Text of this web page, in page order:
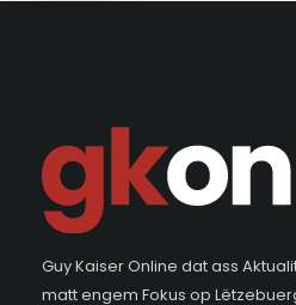
Guy Kaiser Online dat ass
matt engem Fokus op